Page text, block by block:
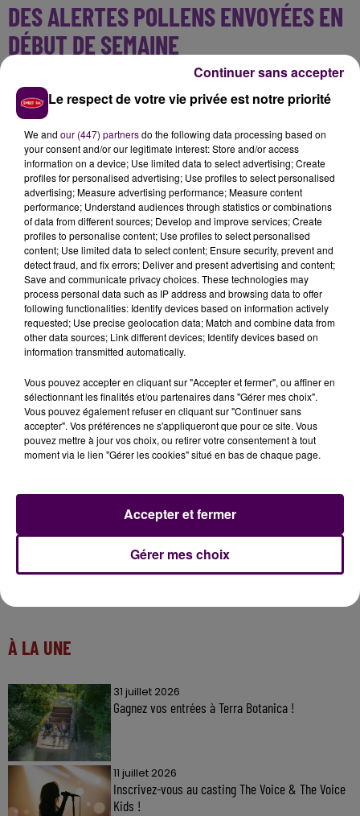
DES ALERTES POLLENS ENVOYÉES EN
DÉBUT DE SEMAINE
Les personnes inscrites à ce service unique en France
ont déjà pu recevoir un mail d’alerte, pas plus tard que
ce lundi 17 avril pour le nord de la région Centre-Val-
de-Loire. L’association Lig’Air a mis en place un indice
pollen :"On s’est basé sur les modèles de la
plateforme européenne Copernicus, en fonctiondes
espèces présentes dans notre région : l’aulne, les
graminés, l’ambroisie, par exemple.Nous avons
aussi créé un indice pollinique basé sur des seuils de
l’Académie européenne d’allergie et nous l’avons
adapté en fonction de notre indicateur atmo sur la
qualité de l’air. Dès qu’on est à un niveau fort,on
prévient les personnes sensibles aux pollens,
qu’elles puissent adapter leurs comportements et
leurs traitements"détaille Patrice Colin.
Patrice Colin
À LA UNE
31 juillet 2026
Gagnez vos entrées à Terra Botanica !
11 juillet 2026
Inscrivez-vous au casting The Voice & The Voice
Kids !
Le respect de votre vie privée est notre priorité
We and our (447) partnersdo the following data processing based on
your consent and/or our legitimate interest: Store and/or access
information on a device; Use limited data to select advertising; Create
profiles for personalised advertising; Use profiles to select personalised
advertising; Measure advertising performance; Measure content
performance; Understand audiences through statistics or combinations
of data from different sources; Develop and improve services; Create
profiles to personalise content; Use profiles to select personalised
content; Use limited data to select content; Ensure security, prevent and
detect fraud, and fix errors; Deliver and present advertising and content;
Save and communicate privacy choices. These technologies may
process personal data such as IP address and browsing data to offer
following functionalities: Identify devices based on information actively
requested; Use precise geolocation data; Match and combine data from
other data sources; Link different devices; Identify devices based on
information transmitted automatically.
Vous pouvez accepter en cliquant sur "Accepter et fermer", ou affiner en
sélectionnant les finalités et/ou partenaires dans "Gérer mes choix".
Vous pouvez également refuser en cliquant sur "Continuer sans
accepter". Vos préférences ne s'appliqueront que pour ce site. Vous
pouvez mettre à jour vos choix, ou retirer votre consentement à tout
moment via le lien "Gérer les cookies" situé en bas de chaque page.
Gérer mes choix
Accepter et fermer
Continuer sans accepter